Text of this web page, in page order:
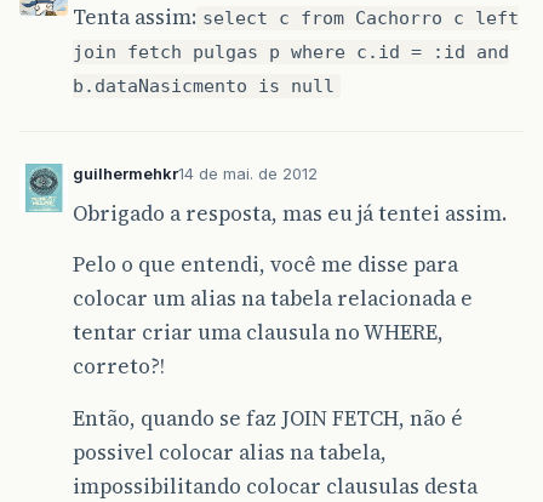
Tenta assim: select c from Cachorro c left
join fetch pulgas p where c.id = :id and
b.dataNasicmento is null
guilhermehkr14 de mai. de 2012
Obrigado a resposta, mas eu já tentei assim.
Pelo o que entendi, você me disse para
colocar um alias na tabela relacionada e
tentar criar uma clausula no WHERE,
correto?!
Então, quando se faz JOIN FETCH, não é
possivel colocar alias na tabela,
impossibilitando colocar clausulas desta